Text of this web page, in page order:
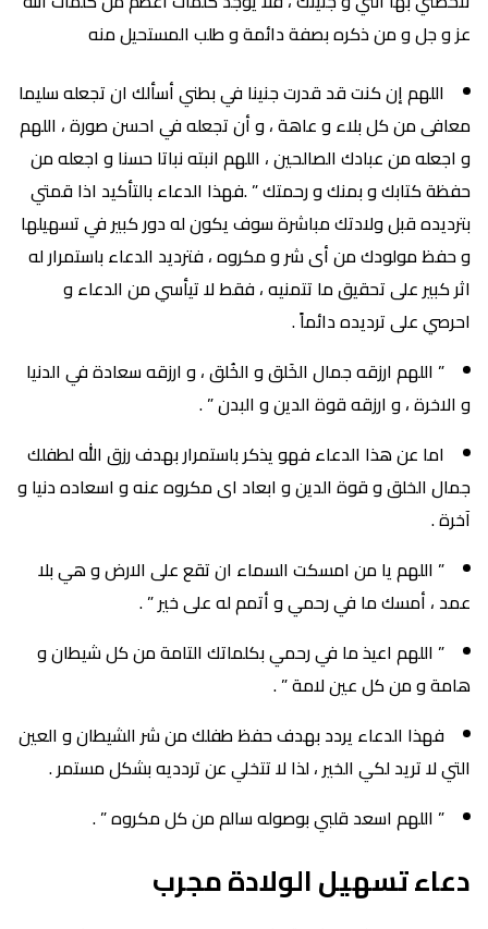
عز و جل و من ذكره بصفة دائمة و طلب المستحيل منه
اللهم إن كنت قد قدرت جنينا في بطني أسألك ان تجعله سليما
معافى من كل بلاء و عاهة ، و أن تجعله في احسن صورة ، اللهم
و اجعله من عبادك الصالحين ، اللهم انبته نباتا حسنا و اجعله من
حفظة كتابك و بمنك و رحمتك ” .فهذا الدعاء بالتأكيد اذا قمتي
بترديده قبل ولادتك مباشرة سوف يكون له دور كبير في تسهيلها
و حفظ مولودك من أى شر و مكروه ، فترديد الدعاء باستمرار له
اثر كبير على تحقيق ما تتمنيه ، فقط لا تيأسي من الدعاء و
احرصي على ترديده دائماً .
” اللهم ارزقه جمال الخَلق و الخُلق ، و ارزقه سعادة في الدنيا
و الاخرة ، و ارزقه قوة الدين و البدن ” .
اما عن هذا الدعاء فهو يذكر باستمرار بهدف رزق الله لطفلك
جمال الخلق و قوة الدين و ابعاد اى مكروه عنه و اسعاده دنيا و
آخرة .
” اللهم يا من امسكت السماء ان تقع على الارض و هي بلا
عمد ، أمسك ما في رحمي و أتمم له على خير ” .
” اللهم اعيذ ما في رحمي بكلماتك التامة من كل شيطان و
هامة و من كل عين لامة ” .
فهذا الدعاء يردد بهدف حفظ طفلك من شر الشيطان و العين
التي لا تريد لكي الخير ، لذا لا تتخلي عن تردديه بشكل مستمر .
” اللهم اسعد قلبي بوصوله سالم من كل مكروه ” .
دعاء تسهيل الولادة مجرب